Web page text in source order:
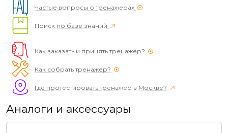
Частые вопросы о тренажерах
Поиск по базе знаний
Как заказать и принять тренажёр?
Как собрать тренажер?
Где протестировать тренажер в Москве?
Аналоги и аксессуары